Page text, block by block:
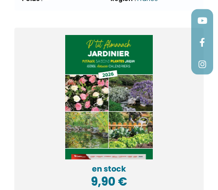
en stock
9,90€